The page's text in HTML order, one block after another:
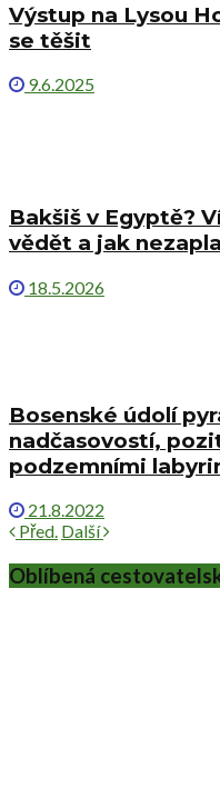
Výstup na Lysou
se těšit
9.6.2025
Bakšiš v Egyptě?
vědět a jak
18.5.2026
Bosenské údolí
nadčasovostí,
podzemními
21.8.2022
Před. Další
Oblíbená